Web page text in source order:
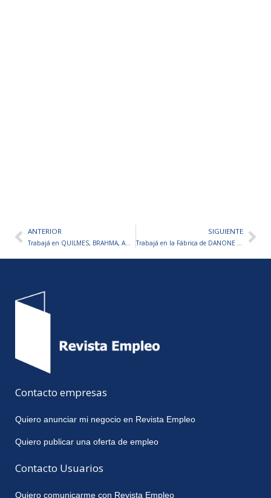
AntANTERIOR
Trabajá en QUILMES, BRAHMA, ANDES Y MÁS (MALTERÍA QUILMES) – Inscripciones Abiertas
SIGUIENTE
Trabajá en la Fábrica de DANONE – Inscripciones Abiertas
Contacto empresas
Quiero anunciar mi negocio en Revista Empleo
Quiero publicar una oferta de empleo
Contacto Usuarios
Quiero comunicarme con Revista Empleo